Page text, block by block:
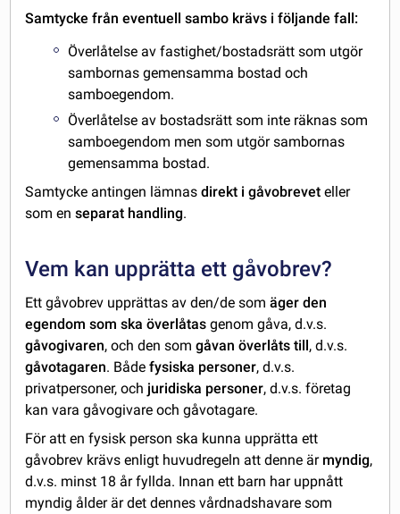
Samtycke från eventuell sambo krävs i följande fall:
Överlåtelse av fastighet/bostadsrätt som utgör
sambornas gemensamma bostad och
samboegendom.
Överlåtelse av bostadsrätt som inte räknas som
samboegendom men som utgör sambornas
gemensamma bostad.
Samtycke antingen lämnasdirekt i gåvobreveteller
som enseparat handling.
Vem kan upprätta ett gåvobrev?
Ett gåvobrev upprättas av den/de somäger den
egendom som ska överlåtas genom gåva, d.v.s.
gåvogivaren, och den somgåvan överlåts till, d.v.s.
gåvotagaren. Bådefysiska personer, d.v.s.
privatpersoner, och juridiska personer, d.v.s. företag
kan vara gåvogivare och gåvotagare.
För att en fysisk person ska kunna upprätta ett
gåvobrev krävs enligt huvudregeln att denne är myndig,
d.v.s. minst 18 år fyllda. Innan ett barn har uppnått
myndig ålder är det dennes vårdnadshavare som